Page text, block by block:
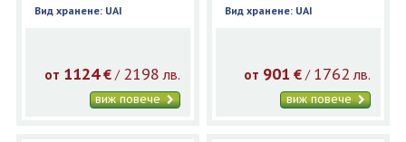
Вид хранене: UAI
от 1124 €/ 2198 лв.
виж повече
Вид хранене: UAI
от 901 € / 1762 лв.
виж повече